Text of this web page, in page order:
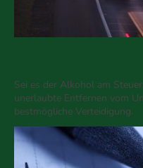
Sei es der Alkohol am
unerlaubte Entfernen vom
bestmögliche Verteidigung.